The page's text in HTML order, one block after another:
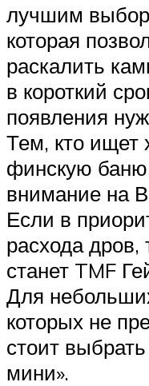
лучшим
которая
раскалить
в короткий
появления
Тем, кто ищет
финскую
внимание на
Если в
расхода
станет TMF
Для
которых не
стоит
мини».